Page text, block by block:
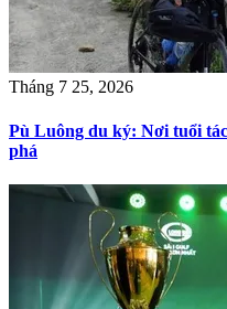
Tháng 7 25, 2026
Pù Luông du ký: Nơi tuổi
phá